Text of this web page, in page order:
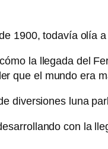
1900, todavía olía
la llegada del
que el mundo era
diversiones luna
con la